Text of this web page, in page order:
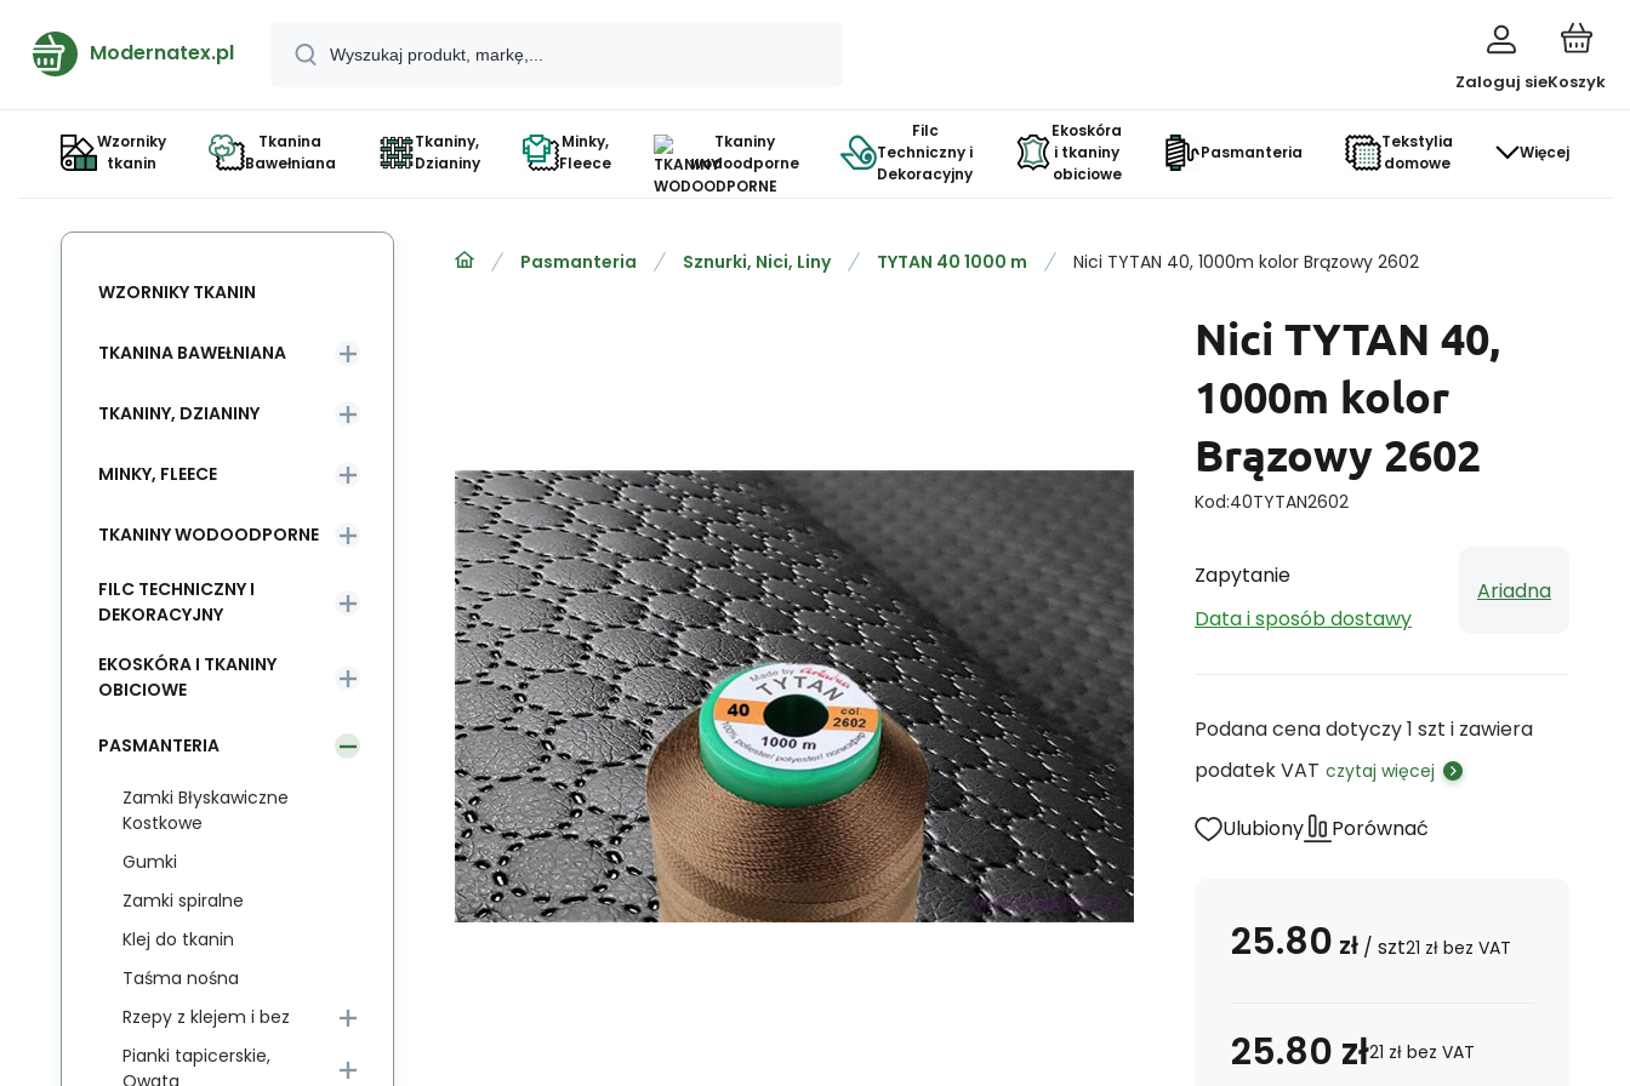
Modernatex.pl
Zaloguj sieKoszyk
Wzorniky
tkanin
Tkanina
Bawełniana
Tkaniny,
Dzianiny
Minky,
Fleece
Tkaniny
wodoodporne
Filc
Techniczny i
Dekoracyjny
Ekoskóra
i tkaniny
obiciowe
Pasmanteria
Tekstylia
domowe
Więcej
Pasmanteria Sznurki, Nici, Liny TYTAN 40 1000 m Nici TYTAN 40, 1000m kolor Brązowy 2602
Nici TYTAN 40,
1000m kolor
Brązowy 2602
Kod:40TYTAN2602
Zapytanie
Data i sposób dostawy
Ariadna
Podana cena dotyczy 1 szt i zawiera
podatek VAT czytaj więcej
Ulubiony Porównać
25.80 zł / szt21 zł bez VAT
25.80 zł21 zł bez VAT
WZORNIKY TKANIN
TKANINA BAWEŁNIANA
TKANINY, DZIANINY
MINKY, FLEECE
TKANINY WODOODPORNE
FILC TECHNICZNY I
DEKORACYJNY
EKOSKÓRA I TKANINY
OBICIOWE
PASMANTERIA
Zamki Błyskawiczne
Kostkowe
Gumki
Zamki spiralne
Klej do tkanin
Taśma nośna
Rzepy z klejem i bez
Pianki tapicerskie,
Owata